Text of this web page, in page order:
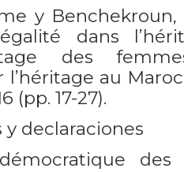
y Benchekroun,
dans
des
l’héritage au
(pp. 17-27).
declaraciones